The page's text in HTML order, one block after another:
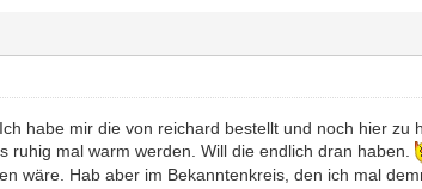
habe mir die von reichard bestellt und noch hier zu
ruhig mal warm werden. Will die endlich dran haben.
wäre. Hab aber im Bekanntenkreis, den ich mal